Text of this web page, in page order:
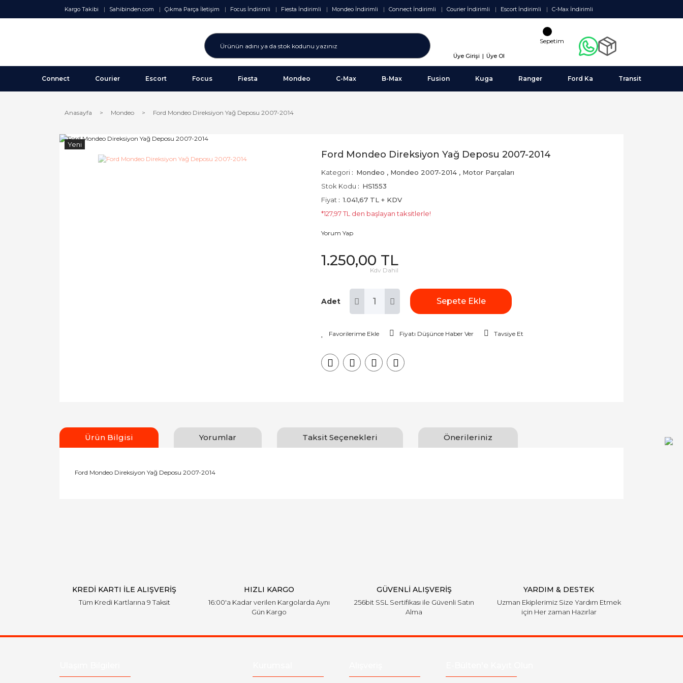
Kargo Takibi Sahibinden.com Çıkma Parça İletişim Focus İndirimli Fiesta İndirimli Mondeo İndirimli Connect İndirimli Courier İndirimli Escort İndirimli C-Max İndirimli
Üye Girişi | Üye Ol
Sepetim
Connect Courier Escort Focus Fiesta Mondeo C-Max B-Max Fusion Kuga Ranger Ford Ka Transit
Anasayfa Mondeo Ford Mondeo Direksiyon Yağ Deposu 2007-2014
Yeni
Ford Mondeo Direksiyon Yağ Deposu 2007-2014
Kategori Mondeo , Mondeo 2007-2014 , Motor Parçaları
Stok Kodu
HS1553
Fiyat
1.041,67 TL + KDV
*127,97 TL den başlayan taksitlerle!
Yorum Yap
1.250,00 TL
Kdv Dahil
Adet Sepete Ekle
Fiyatı Düşünce Haber Ver Tavsiye Et
Ürün Bilgisi Yorumlar Taksit Seçenekleri Önerileriniz
Ford Mondeo Direksiyon Yağ Deposu 2007-2014
KREDİ KARTI İLE ALIŞVERİŞ
Tüm Kredi Kartlarına 9 Taksit
HIZLI KARGO
16:00'a Kadar verilen Kargolarda Aynı
Gün Kargo
GÜVENLİ ALIŞVERİŞ
256bit SSL Sertifikası ile Güvenli Satın
Alma
YARDIM & DESTEK
Uzman Ekiplerimiz Size Yardım Etmek
için Her zaman Hazırlar